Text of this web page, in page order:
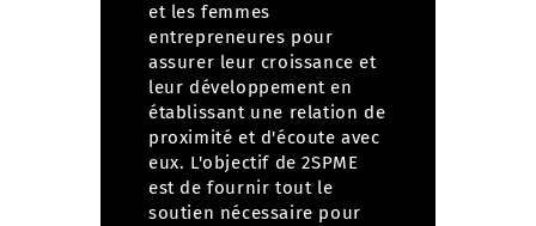
et les femmes
entrepreneures pour
assurer leur croissance et
leur développement en
établissant une relation de
proximité et d'écoute avec
eux. L'objectif de 2SPME
est de fournir tout le
soutien nécessaire pour